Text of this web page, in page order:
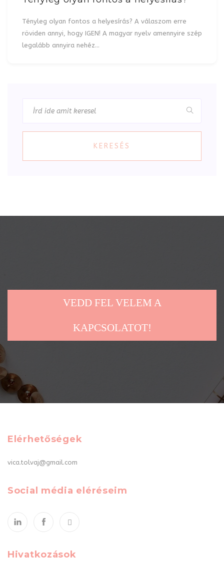
Tényleg olyan fontos a helyesírás? A válaszom erre
röviden annyi, hogy IGEN! A magyar nyelv amennyire szép
legalább annyira nehéz…
KERESÉS
VEDD FEL VELEM A
KAPCSOLATOT!
Elérhetőségek
vica.tolvaj@gmail.com
Social média eléréseim
Hivatkozások